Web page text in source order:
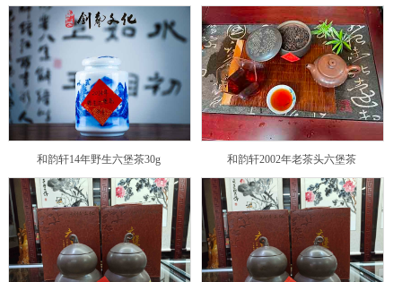
和韵轩14年野生六堡茶30g 和韵轩2002年老茶头六堡茶